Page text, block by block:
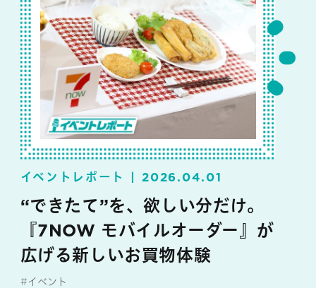
イベントレポート 2026.04.01
“できたて”を、欲しい分だけ。
『7NOW モバイルオーダー』が
広げる新しいお買物体験
#イベント